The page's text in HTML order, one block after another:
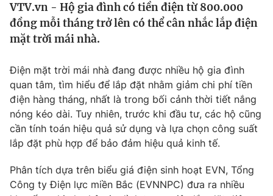
Thế giới
Tin tức
Câu chuyện quốc tế
Kinh tế
Tài chính
Thị trường
Góc doanh nghiệp
Dữ liệu và đời sống
Truyền hình
Phim VTV
Hậu trường
Nhân vật
Giải trí
Điện ảnh
Đời sống
VTV.vn - Hộ gia đình có tiền điện từ 800.000
đồng mỗi tháng trở lên có thể cân nhắc lắp điện
mặt trời mái nhà.
Điện mặt trời mái nhà đang được nhiều hộ gia đình
quan tâm, tìm hiểu để lắp đặt nhằm giảm chi phí tiền
điện hàng tháng, nhất là trong bối cảnh thời tiết nắng
nóng kéo dài. Tuy nhiên, trước khi đầu tư, các hộ cũng
cần tính toán hiệu quả sử dụng và lựa chọn công suất
lắp đặt phù hợp để bảo đảm hiệu quả kinh tế.
Phân tích dựa trên biểu giá điện sinh hoạt EVN, Tổng
Công ty Điện lực miền Bắc (EVNNPC) đưa ra nhiều